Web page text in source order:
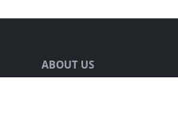
ABOUT US